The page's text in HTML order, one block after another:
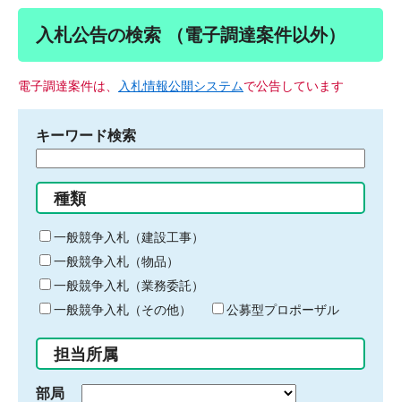
入札公告の検索 （電子調達案件以外）
電子調達案件は、 入札情報公開システムで公告しています
キーワード検索
る
キ
ー
ワ
ー
ド
入
力
種類
一般競争入札（建設工事）
一般競争入札（物品）
一般競争入札（業務委託）
一般競争入札（その他）
公募型プロポーザル
担当所属
部局